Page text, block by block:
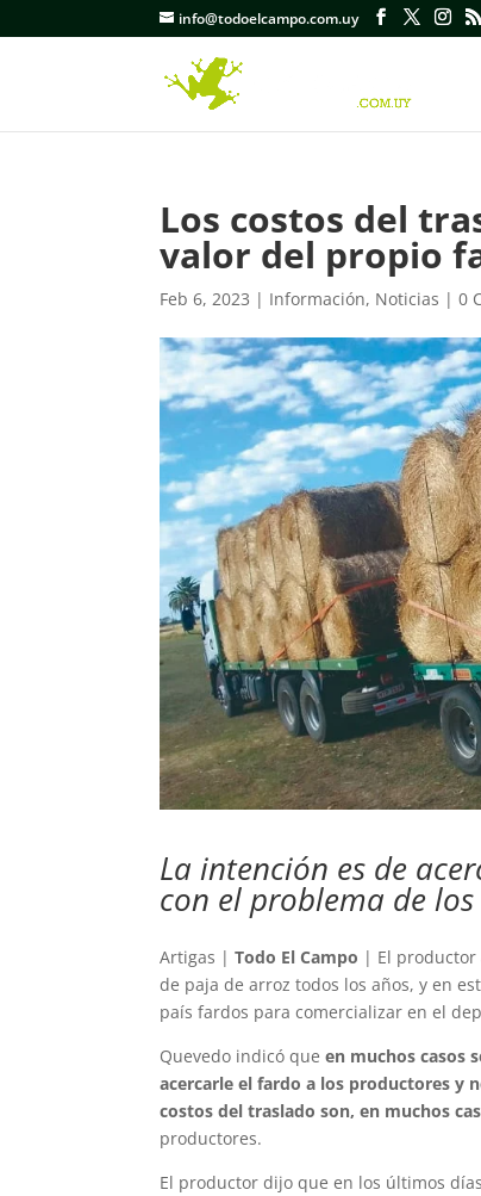
info@todoelcampo.com.uy
Los costos del
valor del propio
Feb 6, 2023 | Información, Noticias |0
La intención es de
con el problema de
Artigas |Todo El Campo | El productor
de paja de arroz todos los años, y en
país fardos para comercializar en el
Quevedo indicó queen muchos casos
acercarle el fardo a los productores y
costos del traslado son, en muchos
productores.
El productor dijo que en los últimos